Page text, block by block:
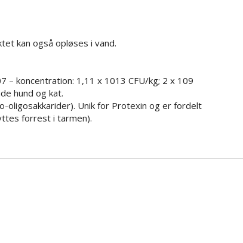
kan også opløses i vand.
– koncentration: 1,11 x 1013 CFU/kg; 2 x 109
hund og kat.
oligosakkarider). Unik for Protexin og er fordelt
forrest i tarmen).